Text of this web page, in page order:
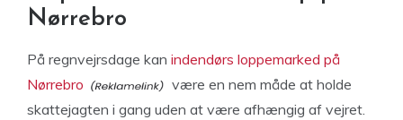
Nørrebro
På regnvejrsdage kan indendørs loppemarked på
Nørrebro
være en nem måde at holde
skattejagten i gang uden at være afhængig af vejret.